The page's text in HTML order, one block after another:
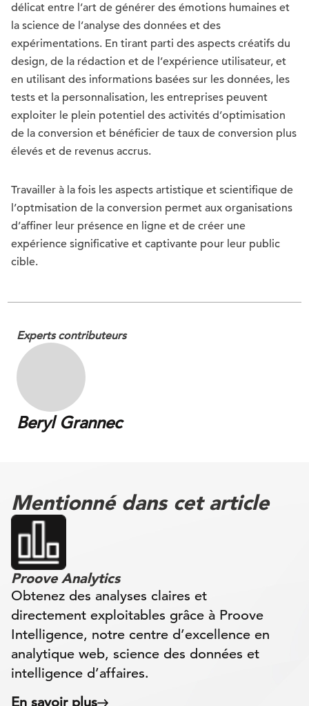
délicat entre l’art de générer des émotions humaines et
la science de l’analyse des données et des
expérimentations. En tirant parti des aspects créatifs du
design, de la rédaction et de l’expérience utilisateur, et
en utilisant des informations basées sur les données, les
tests et la personnalisation, les entreprises peuvent
exploiter le plein potentiel des activités d’optimisation
de la conversion et bénéficier de taux de conversion plus
élevés et de revenus accrus.
Travailler à la fois les aspects artistique et scientifique de
l’optmisation de la conversion permet aux organisations
d’affiner leur présence en ligne et de créer une
expérience significative et captivante pour leur public
cible.
Experts contributeurs
Beryl Grannec
Mentionné dans cet article
Proove Analytics
Obtenez des analyses claires et
directement exploitables grâce à Proove
Intelligence, notre centre d’excellence en
analytique web, science des données et
intelligence d’affaires.
En savoir plus